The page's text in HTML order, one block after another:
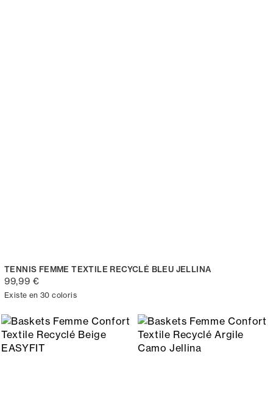
TENNIS FEMME TEXTILE RECYCLÉ BLEU JELLINA
99,99 €
Existe en 30 coloris